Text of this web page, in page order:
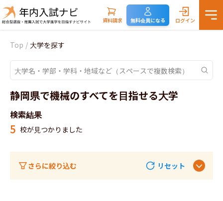
資料請求 無料会員になる ログイン
Top / 大学を探す
静岡県で機械のすべてを目指せる大学
検索結果
5 校が見つかりました
さらに絞り込む リセット